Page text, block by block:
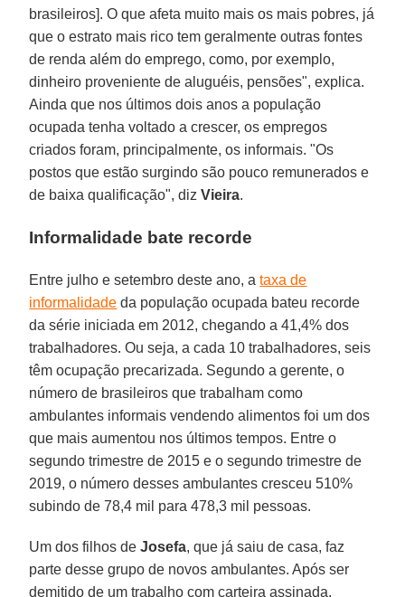
brasileiros]. O que afeta muito mais os mais pobres, já
que o estrato mais rico tem geralmente outras fontes
de renda além do emprego, como, por exemplo,
dinheiro proveniente de aluguéis, pensões", explica.
Ainda que nos últimos dois anos a população
ocupada tenha voltado a crescer, os empregos
criados foram, principalmente, os informais. "Os
postos que estão surgindo são pouco remunerados e
de baixa qualificação", dizVieira.
Informalidade bate recorde
Entre julho e setembro deste ano, ataxa de
informalidade da população ocupada bateu recorde
da série iniciada em 2012, chegando a 41,4% dos
trabalhadores. Ou seja, a cada 10 trabalhadores, seis
têm ocupação precarizada. Segundo a gerente, o
número de brasileiros que trabalham como
ambulantes informais vendendo alimentos foi um dos
que mais aumentou nos últimos tempos. Entre o
segundo trimestre de 2015 e o segundo trimestre de
2019, o número desses ambulantes cresceu 510%
subindo de 78,4 mil para 478,3 mil pessoas.
Um dos filhos deJosefa, que já saiu de casa, faz
parte desse grupo de novos ambulantes. Após ser
demitido de um trabalho com carteira assinada,